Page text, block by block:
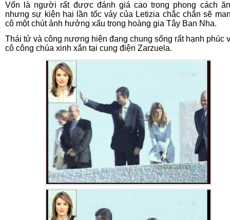
Vốn là người rất được đánh giá cao trong phong cách
nhưng sự kiện hai lần tốc váy của Letizia chắc chắn sẽ
cô một chút ảnh hưởng xấu trong hoàng gia Tây Ban Nha.
Thái tử và công nương hiện đang chung sống rất hạnh phúc
cô công chúa xinh xắn tại cung điện Zarzuela.